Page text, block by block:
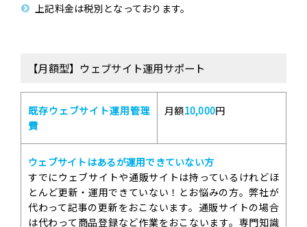
上記料金は税別となっております。
【月額型】ウェブサイト運用サポート
既存ウェブサイト運用管理
費
月額10,000円
ウェブサイトはあるが運用できていない方
すでにウェブサイトや通販サイトは持っているけれどほ
とんど更新・運用できていない！とお悩みの方。弊社が
代わって記事の更新をおこないます。通販サイトの場合
は代わって商品登録など作業をおこないます。専門知識